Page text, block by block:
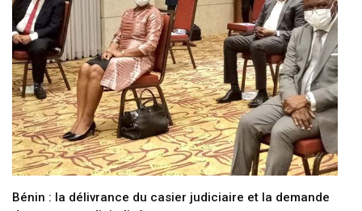
Bénin : la délivrance du casier judiciaire et la demande